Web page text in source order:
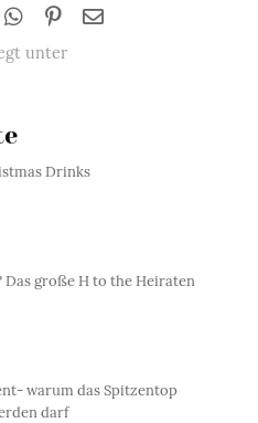
unter
Drinks
Das große H to the Heiraten
warum das Spitzentop
darf